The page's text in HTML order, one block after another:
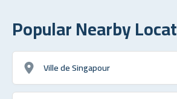
Popular Nearby
Ville de Singapour